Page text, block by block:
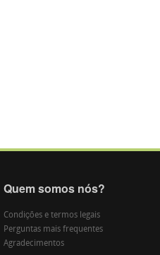
Quem somos nós?
Condições e termos legais
Perguntas mais frequentes
Agradecimentos